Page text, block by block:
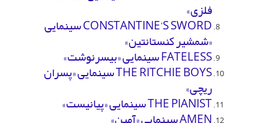
فلزی»
CONSTANTINE’S SWORD سینمایی
«شمشیر کنستانتین»
FATELESS سینمایی «بی­سرنوشت»
THE RITCHIE BOYS سینمایی «پسران
ریچی»
THE PIANIST سینمایی «پیانیست»